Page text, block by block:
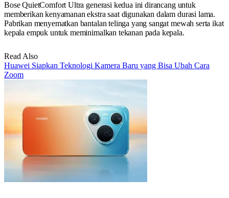
Bose QuietComfort Ultra generasi kedua ini dirancang untuk
memberikan kenyamanan ekstra saat digunakan dalam durasi lama.
Pabrikan menyematkan bantalan telinga yang sangat mewah serta ikat
kepala empuk untuk meminimalkan tekanan pada kepala.
Read Also
Huawei Siapkan Teknologi Kamera Baru yang Bisa Ubah Cara
Zoom